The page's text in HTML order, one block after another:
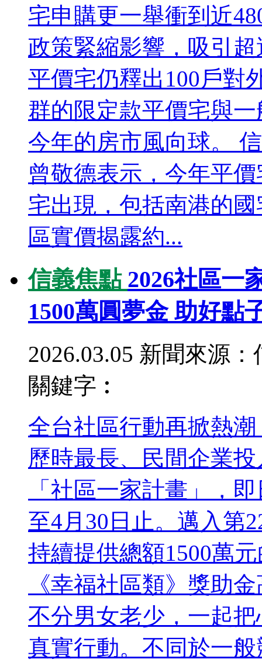
宅申購更一舉衝到近
政策緊縮影響，吸引
平價宅仍釋出100戶對
群的限定款平價宅與
今年的房市風向球。
曾敬德表示，今年平
宅出現，包括南港的
區實價揭露約...
信義焦點 2026社區一
1500萬圓夢金 助好點
2026.03.05 新聞來源：
關鍵字︰
全台社區行動再掀熱
歷時最長、民間企業
「社區一家計畫」，
至4月30日止。邁入第
持續提供總額1500萬
《幸福社區類》獎助
不分男女老少，一起
真實行動。不同於一